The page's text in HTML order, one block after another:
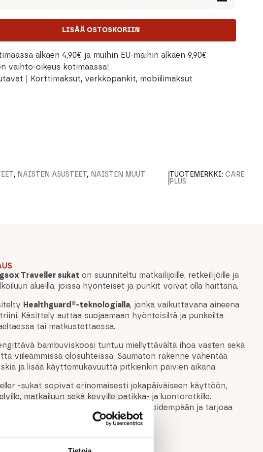
LISÄÄ OSTOSKORIIN
alkaen 4,90€ ja muihin EU-maihin alkaen 9,90€
vaihto-oikeus kotimaassa!
| Korttimaksut, verkkopankit, mobiilimaksut
, NAISTEN ASUSTEET, NAISTEN MUUT
TUOTEMERKKI:CARE
PLUS
Traveller sukat on suunniteltu matkailijoille, retkeilijöille ja
alueilla, joissa hyönteiset ja punkit voivat olla haittana.
Healthguard®-teknologialla, jonka vaikuttavana aineena
Käsittely auttaa suojaamaan hyönteisiltä ja punkeilta
tai matkustettaessa.
bambuviskoosi tuntuu miellyttävältä ihoa vasten sekä
viileämmissä olosuhteissa. Saumaton rakenne vähentää
ja lisää käyttömukavuutta pitkienkin päivien aikana.
-sukat sopivat erinomaisesti jokapäiväiseen käyttöön,
matkailuun sekä kevyille patikka- ja luontoretkille.
pitämään jalat raikkaan tuntuisina pidempään ja tarjoaa
käyttökokemuksen koko päivän ajan.